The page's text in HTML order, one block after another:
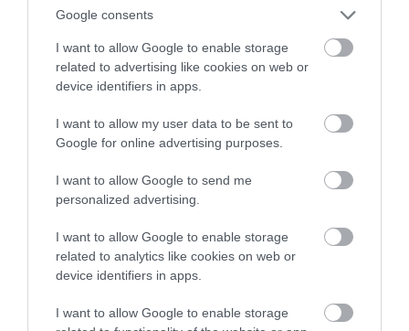
Google consents
I want to allow Google to enable storage
related to advertising like cookies on web or
device identifiers in apps.
I want to allow my user data to be sent to
Google for online advertising purposes.
I want to allow Google to send me
personalized advertising.
I want to allow Google to enable storage
related to analytics like cookies on web or
device identifiers in apps.
I want to allow Google to enable storage
nem finom.Nem arányos az
Jelentés
Horváth-Hutás Rita
A pünkösdi hétvégénken
csodás vacsora élményt
kaptunk! Májgombóc levesük
békebeli ízeket idézett... A
káprázatos volt! Négyféle
halból válogattunk! A pincérnő
készségesen csomagolt,
hiszen a vacsora két napra is